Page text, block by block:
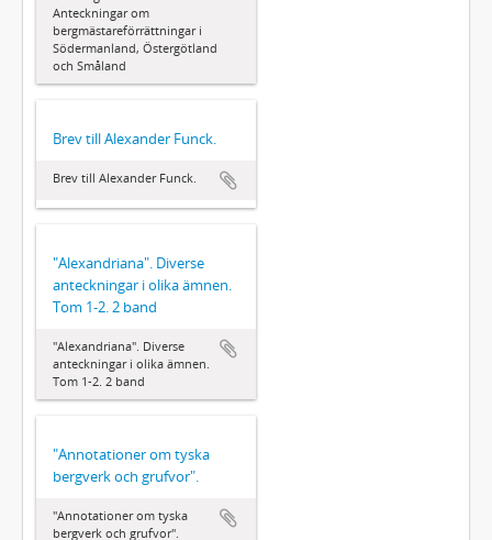
Anteckningar om
bergmästareförrättningar i
Södermanland, Östergötland
och Småland
Brev till Alexander Funck.
Brev till Alexander Funck.
"Alexandriana". Diverse
anteckningar i olika ämnen.
Tom 1-2. 2 band
"Alexandriana". Diverse
anteckningar i olika ämnen.
Tom 1-2. 2 band
"Annotationer om tyska
bergverk och grufvor".
"Annotationer om tyska
bergverk och grufvor".